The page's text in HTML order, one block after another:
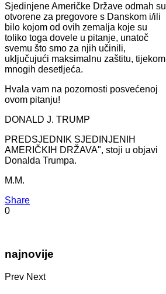
Sjedinjene Američke Države odmah su
otvorene za pregovore s Danskom i/ili
bilo kojom od ovih zemalja koje su
toliko toga dovele u pitanje, unatoč
svemu što smo za njih učinili,
uključujući maksimalnu zaštitu, tijekom
mnogih desetljeća.
Hvala vam na pozornosti posvećenoj
ovom pitanju!
DONALD J. TRUMP
PREDSJEDNIK SJEDINJENIH
AMERIČKIH DRŽAVA", stoji u objavi
Donalda Trumpa.
M.M.
Share
0
najnovije
Prev Next